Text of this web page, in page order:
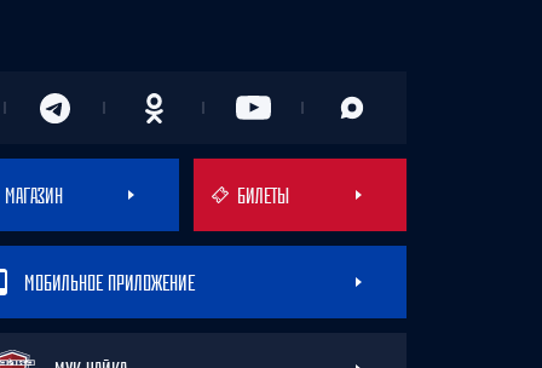
МАГАЗИН БИЛЕТЫ
МОБИЛЬНОЕ ПРИЛОЖЕНИЕ